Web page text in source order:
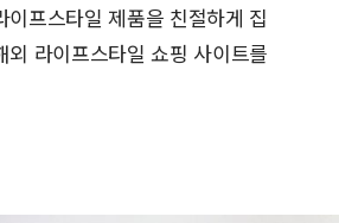
이프스타일 제품을 친절하게 집
외 라이프스타일 쇼핑 사이트를